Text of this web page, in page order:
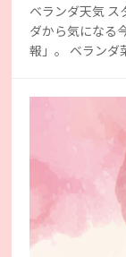
ベランダ天気 ス
ダから気になる
報」。 ベランダ